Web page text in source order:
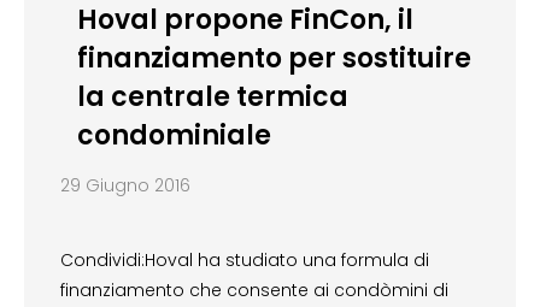
Hoval propone FinCon, il
finanziamento per sostituire
la centrale termica
condominiale
29 Giugno 2016
Condividi:Hoval ha studiato una formula di
finanziamento che consente ai condòmini di